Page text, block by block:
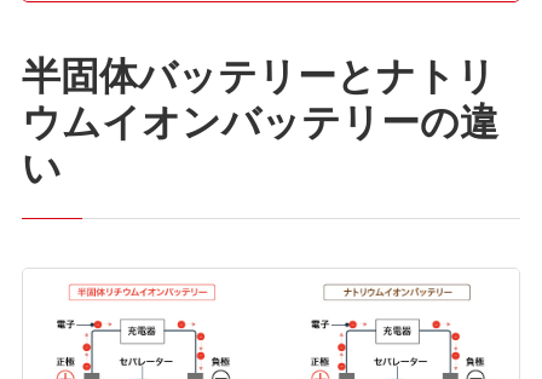
半固体バッテリーとナトリ
ウムイオンバッテリーの違
い